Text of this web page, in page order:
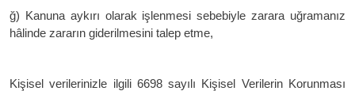
ğ) Kanuna aykırı olarak işlenmesi sebebiyle zarara uğramanız
hâlinde zararın giderilmesini talep etme,
Kişisel verilerinizle ilgili 6698 sayılı Kişisel Verilerin Korunması